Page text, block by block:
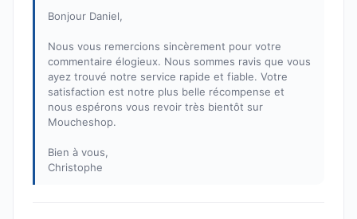
Bonjour Daniel,
Nous vous remercions sincèrement pour votre
commentaire élogieux. Nous sommes ravis que vous
ayez trouvé notre service rapide et fiable. Votre
satisfaction est notre plus belle récompense et
nous espérons vous revoir très bientôt sur
Moucheshop.
Bien à vous,
Christophe